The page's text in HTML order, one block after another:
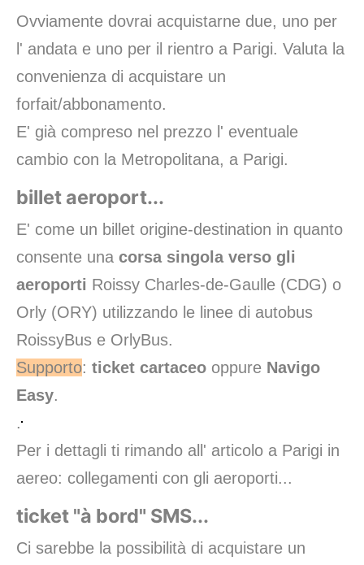
Ovviamente dovrai acquistarne due, uno per
l' andata e uno per il rientro a Parigi. Valuta la
convenienza di acquistare un
forfait/abbonamento.
E' già compreso nel prezzo l' eventuale
cambio con la Metropolitana, a Parigi.
billet aeroport...
E' come un billet origine-destination in quanto
consente una corsa singola verso gli
aeroporti Roissy Charles-de-Gaulle (CDG) o
Orly (ORY) utilizzando le linee di autobus
RoissyBus e OrlyBus.
Supporto: ticket cartaceo oppure Navigo
Easy.
.
Per i dettagli ti rimando all' articolo a Parigi in
aereo: collegamenti con gli aeroporti...
ticket "à bord" SMS...
Ci sarebbe la possibilità di acquistare un